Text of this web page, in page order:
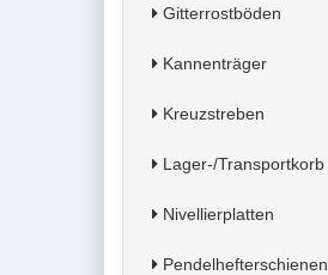
Gitterrostböden
Kannenträger
Kreuzstreben
Lager-/Transportkorb
Nivellierplatten
Pendelhefterschienen